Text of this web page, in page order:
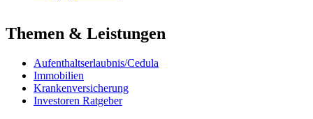
Themen & Leistungen
Aufenthaltserlaubnis/Cedula
Immobilien
Krankenversicherung
Investoren Ratgeber